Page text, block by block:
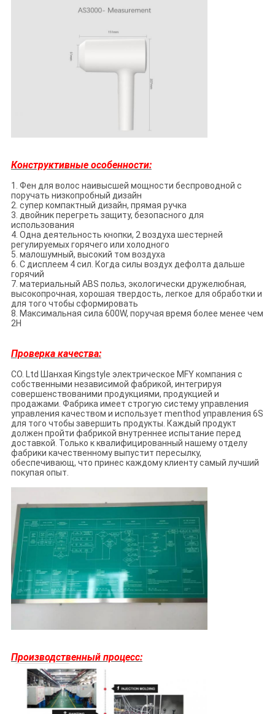
Конструктивные особенности:
1. Фен для волос наивысшей мощности беспроводной с
поручать низкопробный дизайн
2. супер компактный дизайн, прямая ручка
3. двойник перегреть защиту, безопасного для
использования
4. Одна деятельность кнопки, 2 воздуха шестерней
регулируемых горячего или холодного
5. малошумный, высокий том воздуха
6. С дисплеем 4 сил. Когда силы воздух дефолта дальше
горячий
7. материальный ABS польз, экологически дружелюбная,
высокопрочная, хорошая твердость, легкое для обработки и
для того чтобы сформировать
8. Максимальная сила 600W, поручая время более менее чем
2H
Проверка качества:
CO. Ltd Шанхая Kingstyle электрическое MFY компания с
собственными независимой фабрикой, интегрируя
совершенствованими продукциями, продукцией и
продажами. Фабрика имеет строгую систему управления
управления качеством и использует menthod управления 6S
для того чтобы завершить продукты. Каждый продукт
должен пройти фабрикой внутреннее испытание перед
доставкой. Только к квалифицированный нашему отделу
фабрики качественному выпустит пересылку,
обеспечивающ, что принес каждому клиенту самый лучший
покупая опыт.
Производственный процесс: